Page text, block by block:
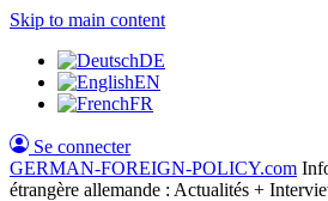
Skip to main content
DE
EN
FR
Se connecter
GERMAN-FOREIGN-POLICY.com
étrangère allemande : Actualités +